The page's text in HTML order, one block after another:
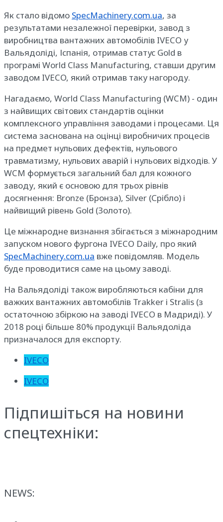
Як стало відомо SpecMachinery.com.ua, за
результатами незалежної перевірки, завод з
виробництва вантажних автомобілів IVECO у
Вальядоліді, Іспанія, отримав статус Gold в
програмі World Class Manufacturing, ставши другим
заводом IVECO, який отримав таку нагороду.
Нагадаємо, World Class Manufacturing (WCM) - один
з найвищих світових стандартів оцінки
комплексного управління заводами і процесами. Ця
система заснована на оцінці виробничих процесів
на предмет нульових дефектів, нульового
травматизму, нульових аварій і нульових відходів. У
WCM формується загальний бал для кожного
заводу, який є основою для трьох рівнів
досягнення: Bronze (Бронза), Silver (Срібло) і
найвищий рівень Gold (Золото).
Це міжнародне визнання збігається з міжнародним
запуском нового фургона IVECO Daily, про який
SpecMachinery.com.ua вже повідомляв. Модель
буде проводитися саме на цьому заводі.
На Вальядоліді також виробляються кабіни для
важких вантажних автомобілів Trakker і Stralis (з
остаточною збіркою на заводі IVECO в Мадриді). У
2018 році більше 80% продукції Вальядоліда
призначалося для експорту.
IVECO
IVECO
Підпишіться на новини
спецтехніки:
NEWS: